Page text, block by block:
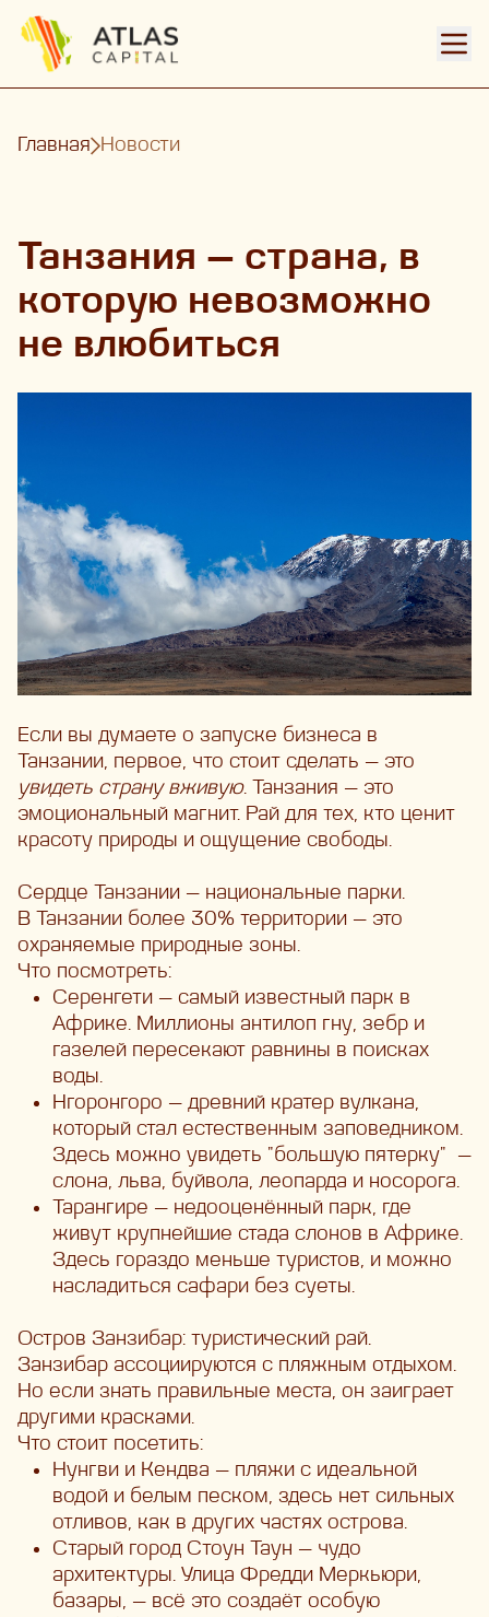
Главная Новости
Танзания — страна, в
которую невозможно
не влюбиться
Если вы думаете о запуске бизнеса в
Танзании, первое, что стоит сделать — это
увидеть страну вживую. Танзания — это
эмоциональный магнит. Рай для тех, кто ценит
красоту природы и ощущение свободы.
Сердце Танзании — национальные парки.
В Танзании более 30% территории — это
охраняемые природные зоны.
Что посмотреть:
Серенгети — самый известный парк в
Африке. Миллионы антилоп гну, зебр и
газелей пересекают равнины в поисках
воды.
Нгоронгоро — древний кратер вулкана,
который стал естественным заповедником.
Здесь можно увидеть "большую пятерку" —
слона, льва, буйвола, леопарда и носорога.
Тарангире — недооценённый парк, где
живут крупнейшие стада слонов в Африке.
Здесь гораздо меньше туристов, и можно
насладиться сафари без суеты.
Остров Занзибар: туристический рай.
Занзибар ассоциируются с пляжным отдыхом.
Но если знать правильные места, он заиграет
другими красками.
Что стоит посетить:
Нунгви и Кендва — пляжи с идеальной
водой и белым песком, здесь нет сильных
отливов, как в других частях острова.
Старый город Стоун Таун — чудо
архитектуры. Улица Фредди Меркьюри,
базары, — всё это создаёт особую